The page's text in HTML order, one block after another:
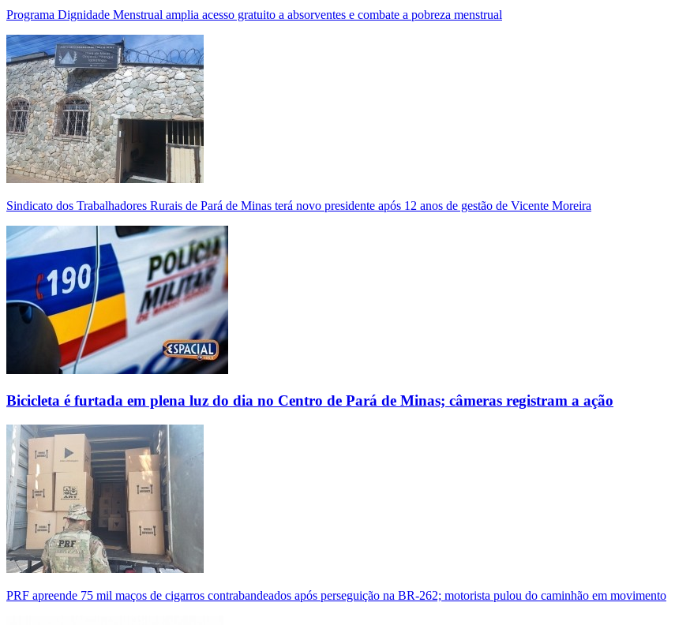
Programa Dignidade Menstrual amplia acesso gratuito a absorventes e combate a pobreza menstrual
Sindicato dos Trabalhadores Rurais de Pará de Minas terá novo presidente após 12 anos de gestão de Vicente Moreira
Bicicleta é furtada em plena luz do dia no Centro de Pará de Minas; câmeras registram a ação
PRF apreende 75 mil maços de cigarros contrabandeados após perseguição na BR-262; motorista pulou do caminhão em movimento